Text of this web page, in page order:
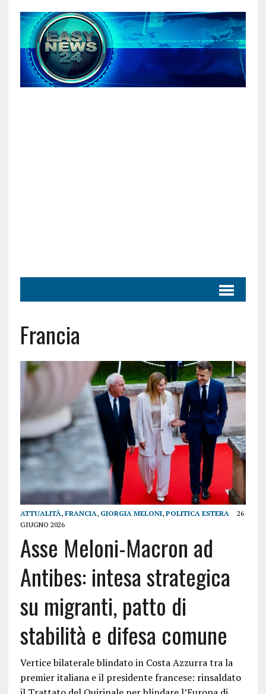
Francia
ATTUALITÀ, FRANCIA, GIORGIA MELONI, POLITICA ESTERA
26
GIUGNO 2026
Asse Meloni-Macron ad
Antibes: intesa strategica
su migranti, patto di
stabilità e difesa comune
Vertice bilaterale blindato in Costa Azzurra tra la
premier italiana e il presidente francese: rinsaldato